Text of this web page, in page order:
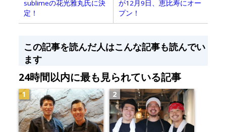
sublimeの花光雅丸氏に決
定！
が12月9日、恵比寿にオー
プン！
この記事を読んだ人はこんな記事も読んでい
ます
24時間以内に最も見られている記事